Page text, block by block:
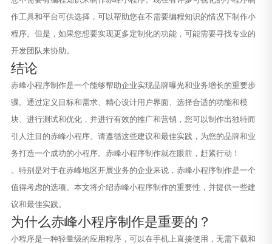
作工具和平台可供选择，可以帮助您在不需要编程知识的情况下制作小
程序。但是，如果您想要实现更多定制化的功能，可能需要寻找专业的
开发团队来协助。
结论
赤峰小程序制作是一个能够帮助企业实现品牌曝光和业务增长的重要步
骤。通过定义目标和需求、精心设计用户界面、选择合适的功能和模
块、进行测试和优化，并进行有效的推广和营销，您可以制作出独特而
引人注目的赤峰小程序。请遵循这些建议和最佳实践，为您的品牌和业
务打造一个成功的小程序。赤峰小程序制作就在眼前，赶紧行动！
。特别是对于在赤峰地区开展业务的企业来说，赤峰小程序制作是一个
值得考虑的选项。本文将介绍赤峰小程序制作的重要性，并提供一些建
议和最佳实践。
为什么赤峰小程序制作是重要的？
小程序是一种轻量级的应用程序，可以在手机上直接使用，无需下载和